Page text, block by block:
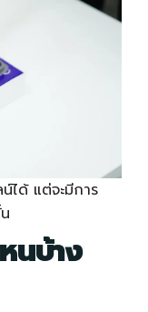
ได้ แต่จะมีการ
นบ้าง